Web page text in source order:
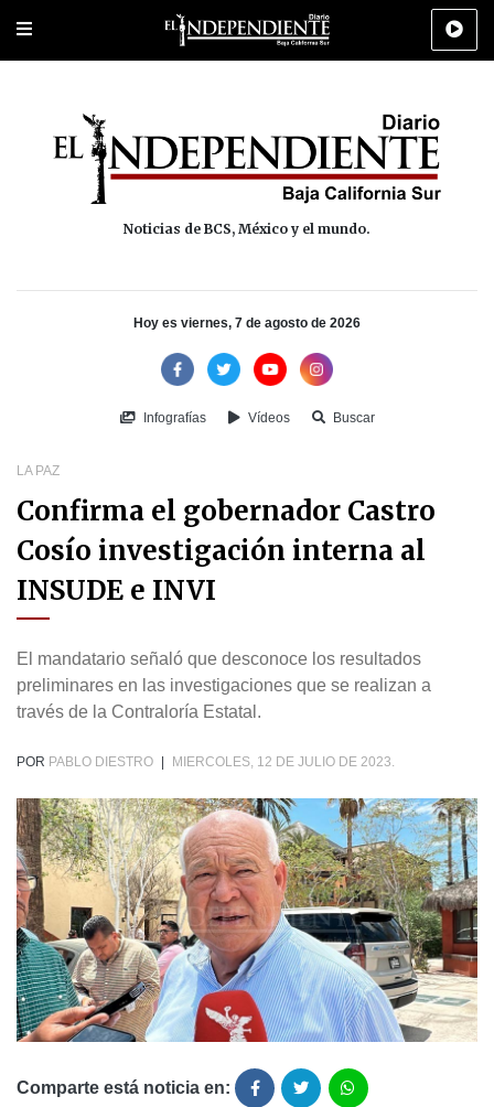
Portada Los Cabos Policiaca Deportes Cultura
Noticias de BCS, México y el mundo.
Hoy es viernes, 7 de agosto de 2026
Infografías Vídeos Buscar
LA PAZ
Confirma el gobernador Castro
Cosío investigación interna al
INSUDE e INVI
El mandatario señaló que desconoce los resultados
preliminares en las investigaciones que se realizan a
través de la Contraloría Estatal.
POR PABLO DIESTRO MIERCOLES, 12 DE JULIO DE 2023.
Comparte está noticia en: